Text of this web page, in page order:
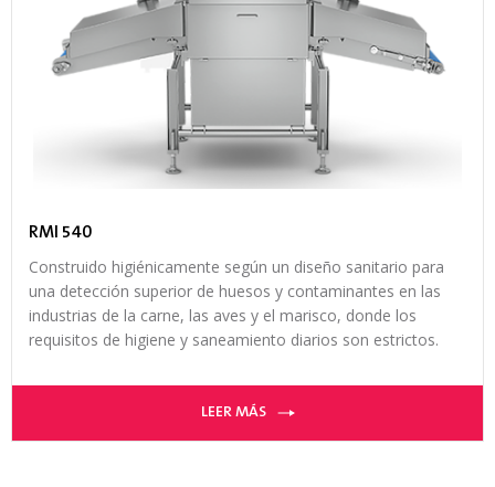
RMI 540
Construido higiénicamente según un diseño sanitario para
una detección superior de huesos y contaminantes en las
industrias de la carne, las aves y el marisco, donde los
requisitos de higiene y saneamiento diarios son estrictos.
LEER MÁS